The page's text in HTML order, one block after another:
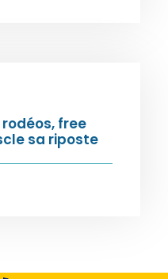
free
sa riposte